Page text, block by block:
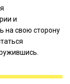
и
на свою сторону